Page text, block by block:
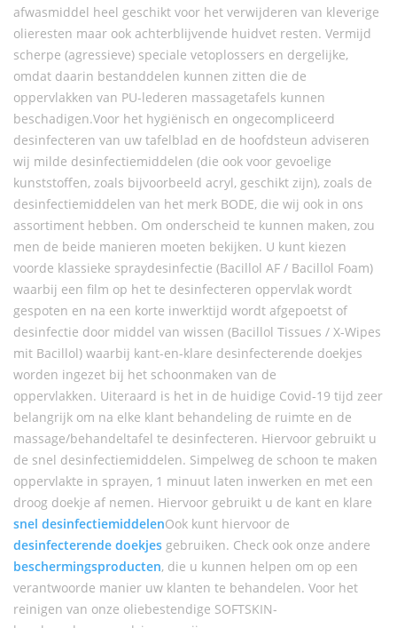
afwasmiddel heel geschikt voor het verwijderen van kleverige
olieresten maar ook achterblijvende huidvet resten. Vermijd
scherpe (agressieve) speciale vetoplossers en dergelijke,
omdat daarin bestanddelen kunnen zitten die de
oppervlakken van PU-lederen massagetafels kunnen
beschadigen.Voor het hygiënisch en ongecompliceerd
desinfecteren van uw tafelblad en de hoofdsteun adviseren
wij milde desinfectiemiddelen (die ook voor gevoelige
kunststoffen, zoals bijvoorbeeld acryl, geschikt zijn), zoals de
desinfectiemiddelen van het merk BODE, die wij ook in ons
assortiment hebben. Om onderscheid te kunnen maken, zou
men de beide manieren moeten bekijken. U kunt kiezen
voorde klassieke spraydesinfectie (Bacillol AF / Bacillol Foam)
waarbij een film op het te desinfecteren oppervlak wordt
gespoten en na een korte inwerktijd wordt afgepoetst of
desinfectie door middel van wissen (Bacillol Tissues / X-Wipes
mit Bacillol) waarbij kant-en-klare desinfecterende doekjes
worden ingezet bij het schoonmaken van de
oppervlakken. Uiteraard is het in de huidige Covid-19 tijd zeer
belangrijk om na elke klant behandeling de ruimte en de
massage/behandeltafel te desinfecteren. Hiervoor gebruikt u
de snel desinfectiemiddelen. Simpelweg de schoon te maken
oppervlakte in sprayen, 1 minuut laten inwerken en met een
droog doekje af nemen. Hiervoor gebruikt u de kant en klare
snel desinfectiemiddelenOok kunt hiervoor de
desinfecterende doekjes gebruiken. Check ook onze andere
beschermingsproducten, die u kunnen helpen om op een
verantwoorde manier uw klanten te behandelen. Voor het
reinigen van onze oliebestendige SOFTSKIN-